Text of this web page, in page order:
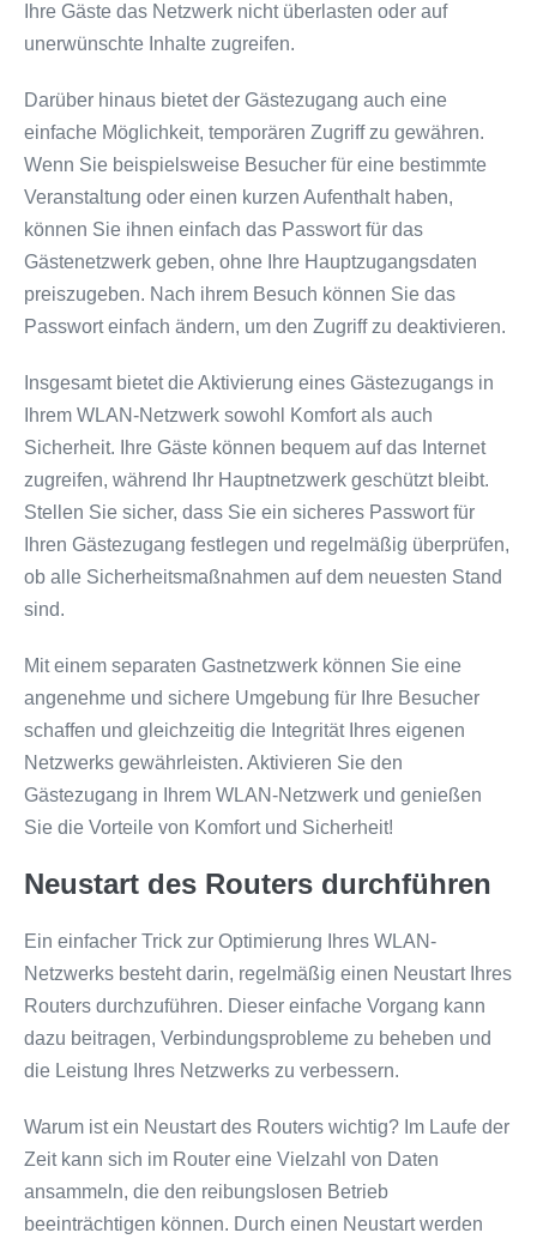
Ihre Gäste das Netzwerk nicht überlasten oder auf
unerwünschte Inhalte zugreifen.
Darüber hinaus bietet der Gästezugang auch eine
einfache Möglichkeit, temporären Zugriff zu gewähren.
Wenn Sie beispielsweise Besucher für eine bestimmte
Veranstaltung oder einen kurzen Aufenthalt haben,
können Sie ihnen einfach das Passwort für das
Gästenetzwerk geben, ohne Ihre Hauptzugangsdaten
preiszugeben. Nach ihrem Besuch können Sie das
Passwort einfach ändern, um den Zugriff zu deaktivieren.
Insgesamt bietet die Aktivierung eines Gästezugangs in
Ihrem WLAN-Netzwerk sowohl Komfort als auch
Sicherheit. Ihre Gäste können bequem auf das Internet
zugreifen, während Ihr Hauptnetzwerk geschützt bleibt.
Stellen Sie sicher, dass Sie ein sicheres Passwort für
Ihren Gästezugang festlegen und regelmäßig überprüfen,
ob alle Sicherheitsmaßnahmen auf dem neuesten Stand
sind.
Mit einem separaten Gastnetzwerk können Sie eine
angenehme und sichere Umgebung für Ihre Besucher
schaffen und gleichzeitig die Integrität Ihres eigenen
Netzwerks gewährleisten. Aktivieren Sie den
Gästezugang in Ihrem WLAN-Netzwerk und genießen
Sie die Vorteile von Komfort und Sicherheit!
Neustart des Routers durchführen
Ein einfacher Trick zur Optimierung Ihres WLAN-
Netzwerks besteht darin, regelmäßig einen Neustart Ihres
Routers durchzuführen. Dieser einfache Vorgang kann
dazu beitragen, Verbindungsprobleme zu beheben und
die Leistung Ihres Netzwerks zu verbessern.
Warum ist ein Neustart des Routers wichtig? Im Laufe der
Zeit kann sich im Router eine Vielzahl von Daten
ansammeln, die den reibungslosen Betrieb
beeinträchtigen können. Durch einen Neustart werden